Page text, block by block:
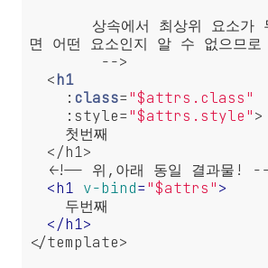
면 어떤 요소인지 알 수 없으므로
  <
h1
    :
class="$attrs.class"
    :style=
"$attrs.style">
<h1 v-bind="$attrs">
</h1>
</template>